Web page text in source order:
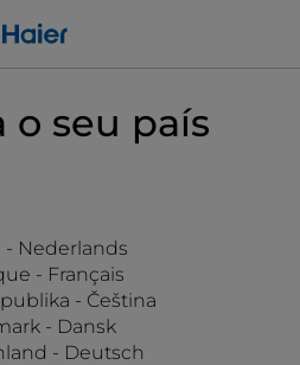
o seu país
- Nederlands
- Français
- Čeština
- Dansk
- Deutsch